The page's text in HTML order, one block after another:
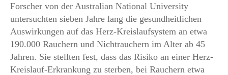
Forscher von der Australian National University
untersuchten sieben Jahre lang die gesundheitlichen
Auswirkungen auf das Herz-Kreislaufsystem an etwa
190.000 Rauchern und Nichtrauchern im Alter ab 45
Jahren. Sie stellten fest, dass das Risiko an einer Herz-
Kreislauf-Erkrankung zu sterben, bei Rauchern etwa